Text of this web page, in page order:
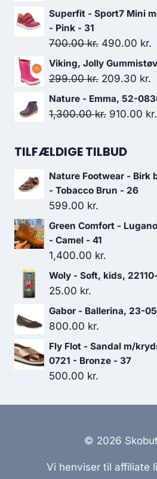
899.00 kr..
oprindelige
var:
699.00 kr..
Superfit - Sport7 Mini
- Pink - 31
700.00kr. Den
oprindelige
pris
700.00 kr..
490.00 kr.
Viking, Jolly
299.00kr. Den
oprindelige
pris
209.30 kr.
Nature - Emma, 52-
1,300.00kr. Den
pris
1,300.00
910.00 kr.
TILFÆLDIGE TILBUD
Nature Footwear - Birk
- Tobacco Brun - 26
599.00 kr.
Green Comfort -
- Camel - 41
1,400.00 kr.
Woly - Soft, kids,
25.00 kr.
Gabor - Ballerina, 23-
800.00 kr.
Fly Flot - Sandal m/
0721 - Bronze - 37
500.00 kr.
© 2026
Vi henviser til affiliate